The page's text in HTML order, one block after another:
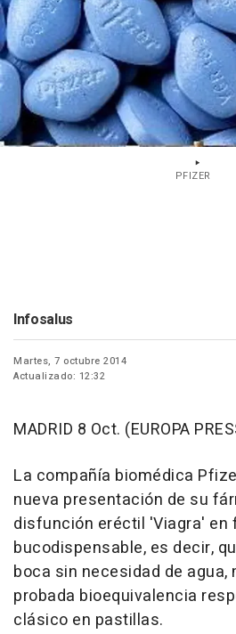
PFIZER
Infosalus
Martes, 7 octubre 2014
Actualizado: 12:32
MADRID 8 Oct. (EUROPA
La compañía biomédica
nueva presentación de su
disfunción eréctil 'Viagra' en
bucodispensable, es decir,
boca sin necesidad de agua,
probada bioequivalencia
clásico en pastillas.